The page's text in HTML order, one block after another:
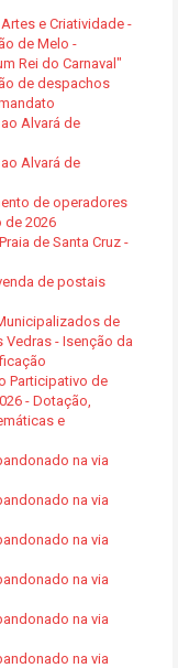
e Criatividade -
de Melo -
Rei do Carnaval"
de despachos
Alvará de
Alvará de
de operadores
de 2026
de Santa Cruz -
de postais
de
Vedras - Isenção da
Participativo de
- Dotação,
e
na via
na via
na via
na via
na via
na via